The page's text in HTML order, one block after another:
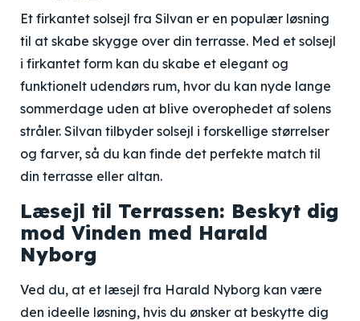
Et firkantet solsejl fra Silvan er en populær løsning
til at skabe skygge over din terrasse. Med et solsejl
i firkantet form kan du skabe et elegant og
funktionelt udendørs rum, hvor du kan nyde lange
sommerdage uden at blive overophedet af solens
stråler. Silvan tilbyder solsejl i forskellige størrelser
og farver, så du kan finde det perfekte match til
din terrasse eller altan.
Læsejl til Terrassen: Beskyt dig
mod Vinden med Harald
Nyborg
Ved du, at et læsejl fra Harald Nyborg kan være
den ideelle løsning, hvis du ønsker at beskytte dig